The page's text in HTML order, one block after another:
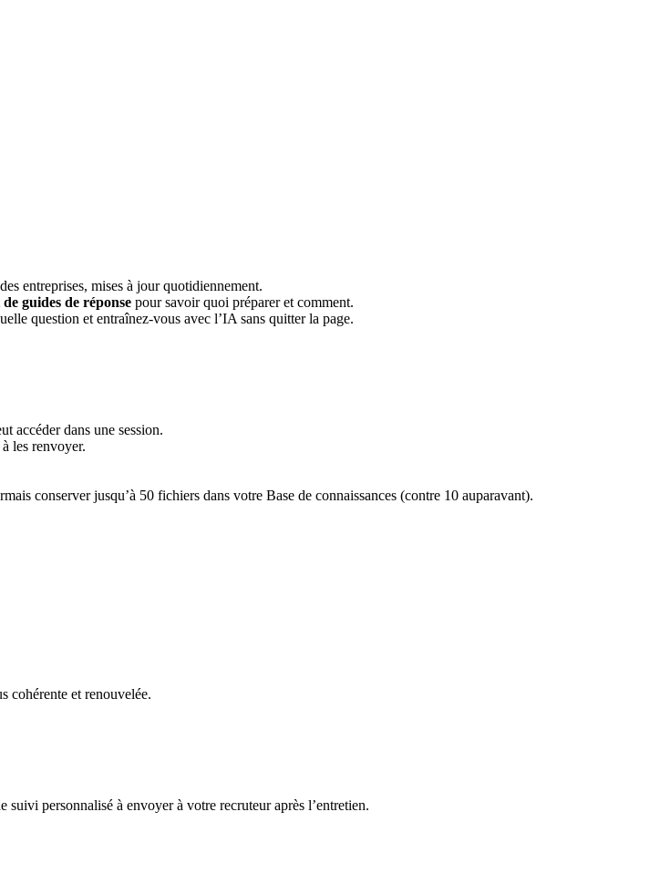
entreprises, mises à jour quotidiennement.
guides de réponse pour savoir quoi préparer et comment.
question et entraînez-vous avec l’IA sans quitter la page.
accéder dans une session.
les renvoyer.
conserver jusqu’à 50 fichiers dans votre Base de connaissances (contre 10 auparavant).
cohérente et renouvelée.
personnalisé à envoyer à votre recruteur après l’entretien.